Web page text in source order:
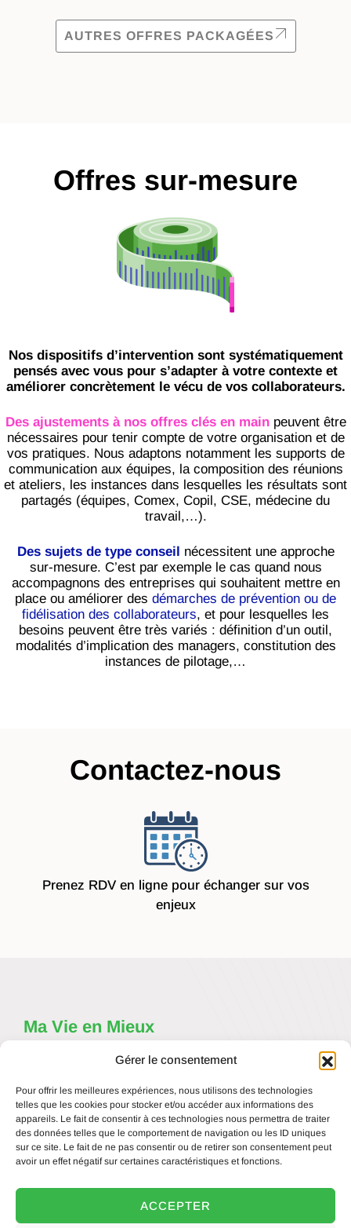
Gérer le consentement
Pour offrir les meilleures expériences, nous utilisons des technologies
telles que les cookies pour stocker et/ou accéder aux informations des
appareils. Le fait de consentir à ces technologies nous permettra de traiter
des données telles que le comportement de navigation ou les ID uniques
sur ce site. Le fait de ne pas consentir ou de retirer son consentement peut
avoir un effet négatif sur certaines caractéristiques et fonctions.
ACCEPTER
AUTRES OFFRES PACKAGÉES
Offres sur-mesure
Nos dispositifs d’intervention sont systématiquement
pensés avec vous pour s’adapter à votre contexte et
améliorer concrètement le vécu de vos collaborateurs.
Des ajustements à nos offres clés en main peuvent être
nécessaires pour tenir compte de votre organisation et de
vos pratiques. Nous adaptons notamment les supports de
communication aux équipes, la composition des réunions
et ateliers, les instances dans lesquelles les résultats sont
partagés (équipes, Comex, Copil, CSE, médecine du
travail,…).
Des sujets de type conseil nécessitent une approche
sur-mesure. C’est par exemple le cas quand nous
accompagnons des entreprises qui souhaitent mettre en
place ou améliorer des démarches de prévention ou de
fidélisation des collaborateurs, et pour lesquelles les
besoins peuvent être très variés : définition d’un outil,
modalités d’implication des managers, constitution des
instances de pilotage,…
Contactez-nous
Prenez RDV en ligne pour échanger sur vos
enjeux
Ma Vie en Mieux
cliniciens, coachs et consultants chevronnés.
32-34 avenue Kleber – 75116 Paris – Tél : 01 86 95 91 11 –
Mail :contact@mvem.fr